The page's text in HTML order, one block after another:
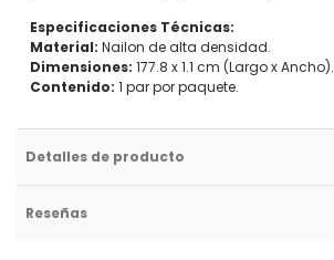
Especificaciones Técnicas:
Material: Nailon de alta densidad.
Dimensiones: 177.8 x 1.1 cm (Largo x Ancho).
Contenido: 1 par por paquete.
Detalles de producto
Reseñas